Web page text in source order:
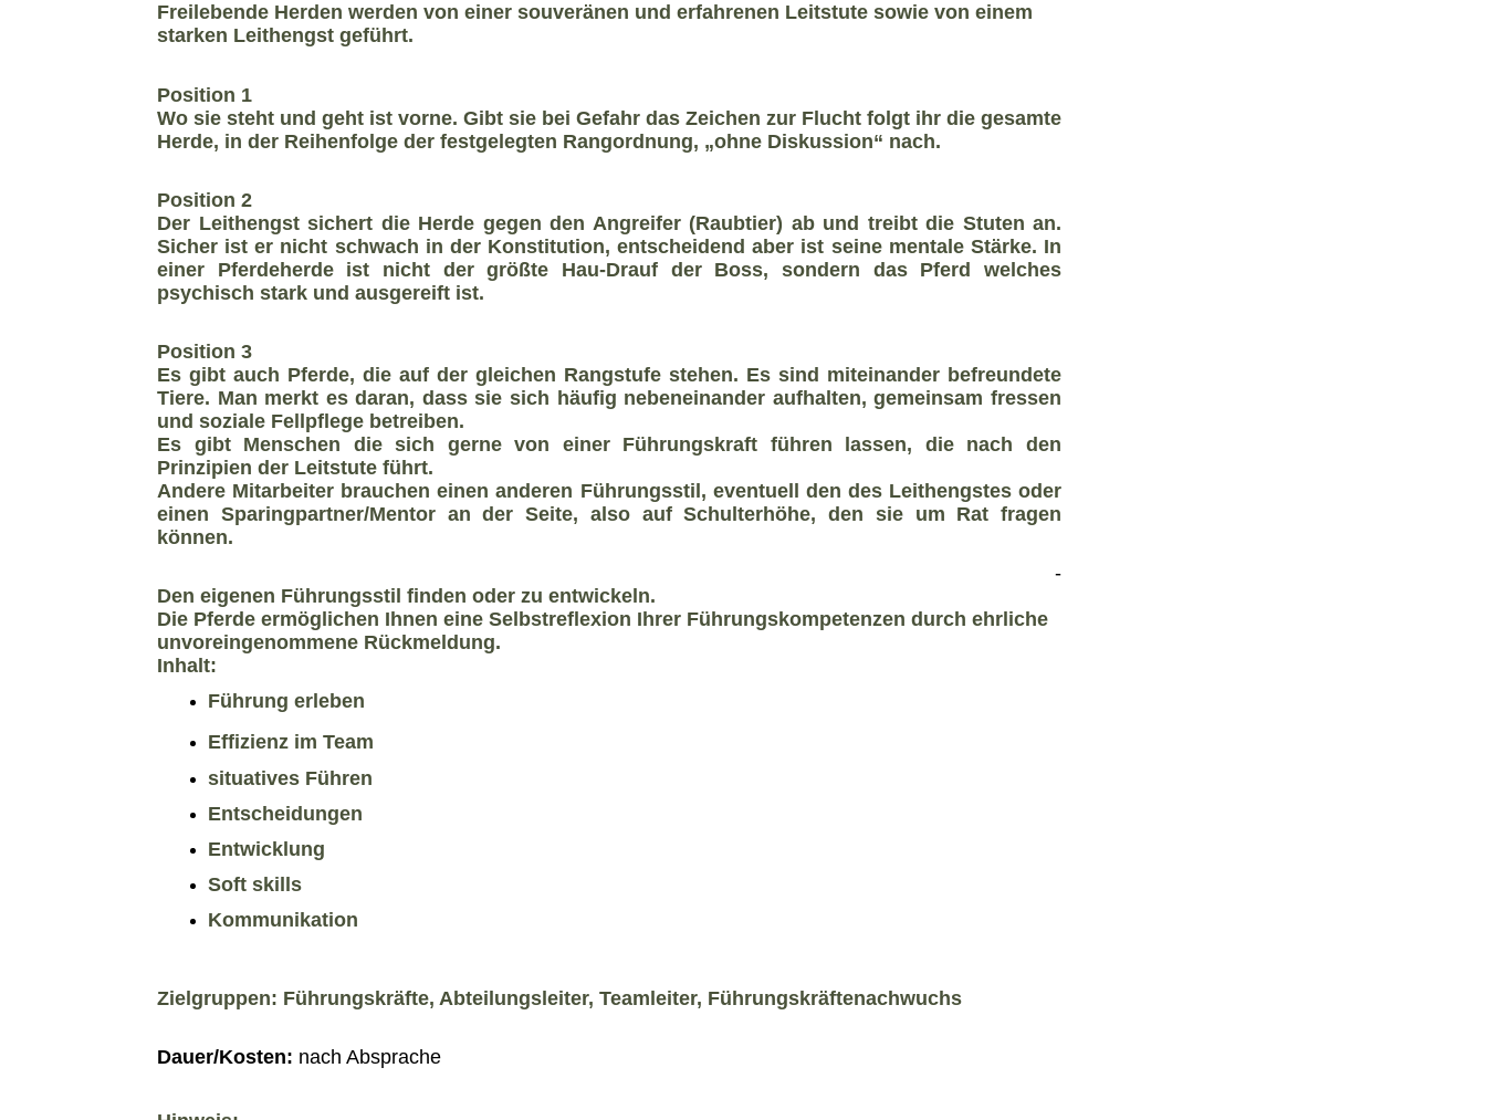
Freilebende Herden werden von einer souveränen und erfahrenen Leitstute sowie von einem
starken Leithengst geführt.
Position 1
Wo sie steht und geht ist vorne. Gibt sie bei Gefahr das Zeichen zur Flucht folgt ihr die gesamte
Herde, in der Reihenfolge der festgelegten Rangordnung, „ohne Diskussion“ nach.
Position 2
Der Leithengst sichert die Herde gegen den Angreifer (Raubtier) ab und treibt die Stuten an.
Sicher ist er nicht schwach in der Konstitution, entscheidend aber ist seine mentale Stärke. In
einer Pferdeherde ist nicht der größte Hau-Drauf der Boss, sondern das Pferd welches
psychisch stark und ausgereift ist.
Position 3
Es gibt auch Pferde, die auf der gleichen Rangstufe stehen. Es sind miteinander befreundete
Tiere. Man merkt es daran, dass sie sich häufig nebeneinander aufhalten, gemeinsam fressen
und soziale Fellpflege betreiben.
Es gibt Menschen die sich gerne von einer Führungskraft führen lassen, die nach den
Prinzipien der Leitstute führt.
Andere Mitarbeiter brauchen einen anderen Führungsstil, eventuell den des Leithengstes oder
einen Sparingpartner/Mentor an der Seite, also auf Schulterhöhe, den sie um Rat fragen
können.
-
Den eigenen Führungsstil finden oder zu entwickeln.
Die Pferde ermöglichen Ihnen eine Selbstreflexion Ihrer Führungskompetenzen durch ehrliche
unvoreingenommene Rückmeldung.
Inhalt:
Führung erleben
Effizienz im Team
situatives Führen
Entscheidungen
Entwicklung
Soft skills
Kommunikation
Zielgruppen: Führungskräfte, Abteilungsleiter, Teamleiter, Führungskräftenachwuchs
Dauer/Kosten: nach Absprache